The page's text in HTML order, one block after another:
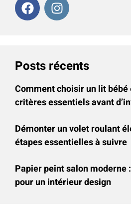
Posts récents
Comment choisir un lit bébé
critères essentiels avant
Démonter un volet roulant
étapes essentielles à suivre
Papier peint salon moderne
pour un intérieur design